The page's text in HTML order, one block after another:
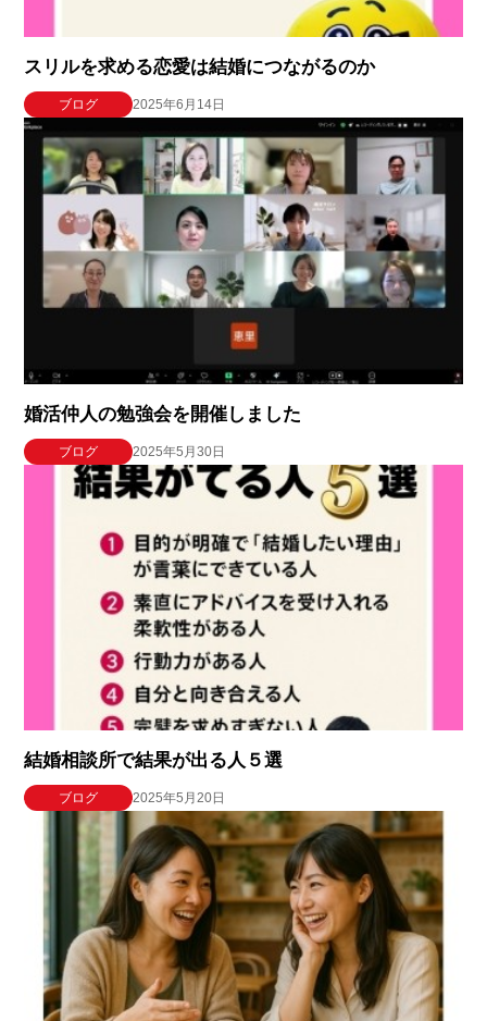
スリルを求める恋愛は結婚につながるのか
ブログ 2025年6月14日
婚活仲人の勉強会を開催しました
ブログ 2025年5月30日
結婚相談所で結果が出る人５選
ブログ 2025年5月20日